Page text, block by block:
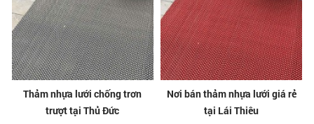
Thảm nhựa lưới chống trơn
trượt tại Thủ Đức
Nơi bán thảm nhựa lưới giá rẻ
tại Lái Thiêu